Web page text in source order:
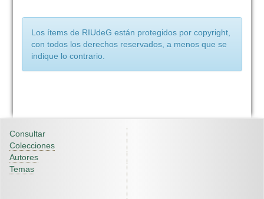
Los ítems de RIUdeG están protegidos por copyright,
con todos los derechos reservados, a menos que se
indique lo contrario.
Consultar
Colecciones
Autores
Temas